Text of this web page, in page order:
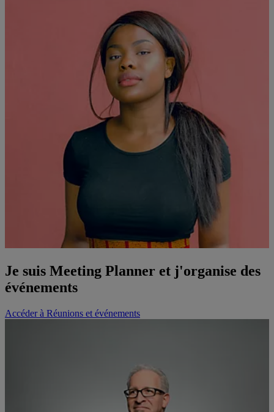
Je suis Meeting Planner et j'organise des
événements
Accéder à Réunions et événements